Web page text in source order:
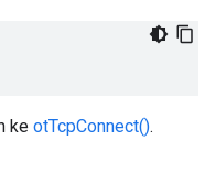
ke otTcpConnect().